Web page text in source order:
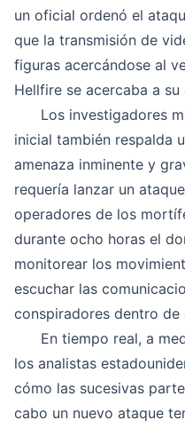
un oficial ordenó el
que la transmisión de
figuras acercándose al
Hellfire se acercaba a
Los investigadores
inicial también respalda
amenaza inminente y
requería lanzar un
operadores de los
durante ocho horas el
monitorear los
escuchar las
conspiradores dentro de
En tiempo real, a
los analistas
cómo las sucesivas
cabo un nuevo ataque